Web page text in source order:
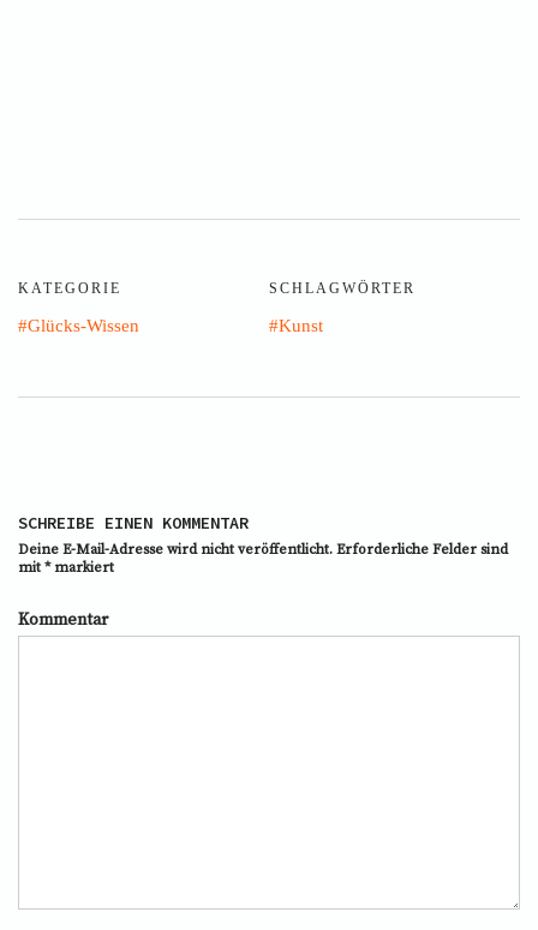
KATEGORIE
Glücks-Wissen
SCHLAGWÖRTER
Kunst
SCHREIBE EINEN KOMMENTAR
Deine E-Mail-Adresse wird nicht veröffentlicht. Erforderliche Felder sind
mit *markiert
Kommentar